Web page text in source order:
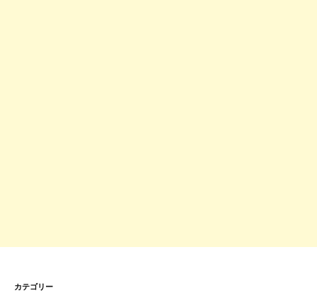
カテゴリー